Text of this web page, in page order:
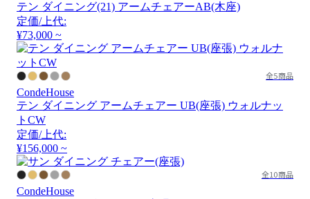
テン ダイニング(21) アームチェアーAB(木座)
定価/上代:
¥73,000 ~
全5商品
CondeHouse
テン ダイニング アームチェアー UB(座張) ウォルナッ
トCW
定価/上代:
¥156,000 ~
全10商品
CondeHouse